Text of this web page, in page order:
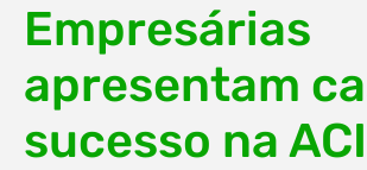
Empresárias
apresentam
sucesso na